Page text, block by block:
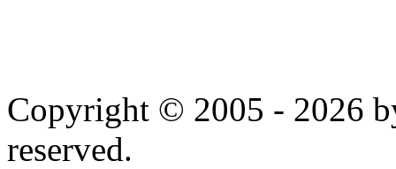
Copyright © 2005 - 2026
reserved.